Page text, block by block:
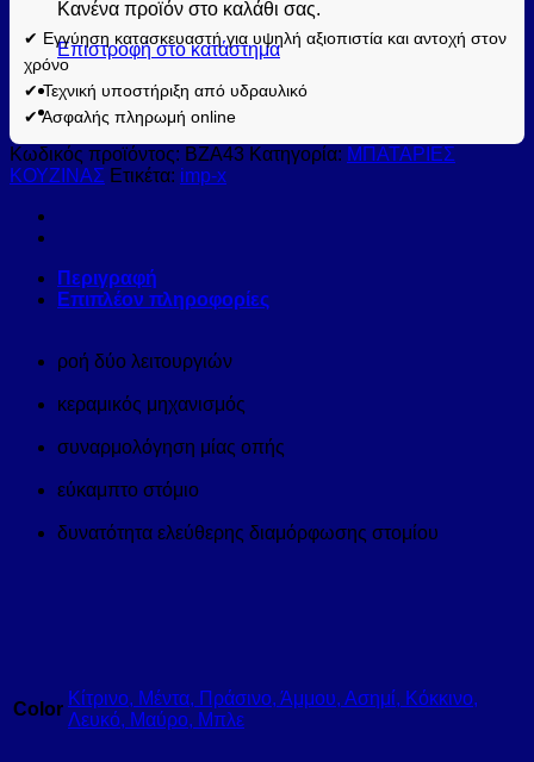
Κανένα προϊόν στο καλάθι σας.
Επιστροφή στο κατάστημα
✔ Εγγύηση κατασκευαστή για υψηλή αξιοπιστία και αντοχή στον
χρόνο
✔ Τεχνική υποστήριξη από υδραυλικό
✔ Ασφαλής πληρωμή online
Κωδικός προϊόντος: BZA43 Κατηγορία: ΜΠΑΤΑΡΙΕΣ
ΚΟΥΖΙΝΑΣ Ετικέτα: imp-x
Περιγραφή
Επιπλέον πληροφορίες
ροή δύο λειτουργιών
κεραμικός μηχανισμός
συναρμολόγηση μίας οπής
εύκαμπτο στόμιο
δυνατότητα ελεύθερης διαμόρφωσης στομίου
Color
Κίτρινο, Μέντα, Πράσινο, Άμμου, Ασημί, Κόκκινο,
Λευκό, Μαύρο, Μπλε